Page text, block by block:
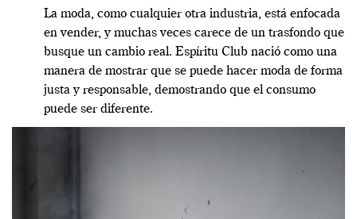
La moda, como cualquier otra industria, está enfocada
en vender, y muchas veces carece de un trasfondo que
busque un cambio real. Espíritu Club nació como una
manera de mostrar que se puede hacer moda de forma
justa y responsable, demostrando que el consumo
puede ser diferente.